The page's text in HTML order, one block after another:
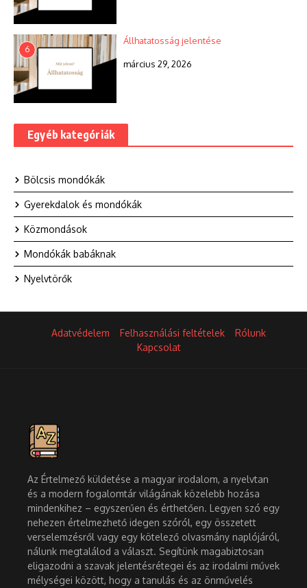
6
Állhatatosság jelentése
március 29, 2026
Egyéb kategóriák
Bölcsis mondókák
Gyerekdalok és mondókák
Közmondások
Mondókák babáknak
Nyelvtörők
Adatvédelem Felhasználási feltételek
Rólunk
Kapcsolat
Az Értelmező küldetése a magyar irodalom, a nyelvtan
és a modern fogalomtár világának közelebb hozása
mindenkihez – egyszerűen és érthetően. Legyen szó egy
nehezen értelmezhető idegen szóról, egy összetett
verselemzésről vagy egy kötelező olvasmány naplójáról,
nálunk megtalálod a választ. Segítünk magabiztosan
eligazodni a szavak jelentésrétegei és az irodalmi művek
mélységei között, hogy a tanulás és az önművelés